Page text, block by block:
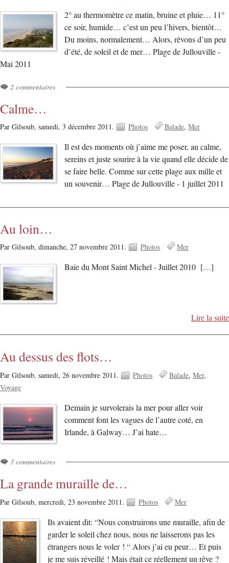
2° au thermomètre ce matin, bruine et pluie… 11°
ce soir, humide… c’est un peu l’hivers, bientôt…
Du moins, normalement… Alors, rêvons d’un peu
d’été, de soleil et de mer… Plage de Jullouville -
Mai 2011
2 commentaires
Calme…
Par Gilsoub, samedi, 3 décembre 2011. Photos Balade Mer
Il est des moments où j’aime me poser, au calme,
sereins et juste sourire à la vie quand elle décide de
se faire belle. Comme sur cette plage aux mille et
un souvenir… Plage de Jullouville - 1 juillet 2011
Au loin…
Par Gilsoub, dimanche, 27 novembre 2011. Photos Mer
Baie du Mont Saint Michel - Juillet 2010 […]
Lire la suite
Au dessus des flots…
Par Gilsoub, samedi, 26 novembre 2011. Photos Balade Mer
Voyage
Demain je survolerais la mer pour aller voir
comment font les vagues de l’autre coté, en
Irlande, à Galway… J’ai hate…
3 commentaires
La grande muraille de…
Par Gilsoub, mercredi, 23 novembre 2011. Photos Mer
Ils avaient dit: “Nous construirons une muraille, afin de
garder le soleil chez nous, nous ne laisserons pas les
étrangers nous le voler ! “ Alors j’ai eu peur… Et puis
je me suis réveillé ! Mais était ce réellement un rêve ?